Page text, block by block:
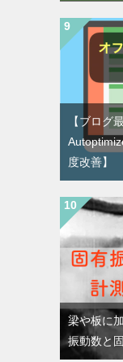
【ブログ
度改善】
梁や板に
振動数と